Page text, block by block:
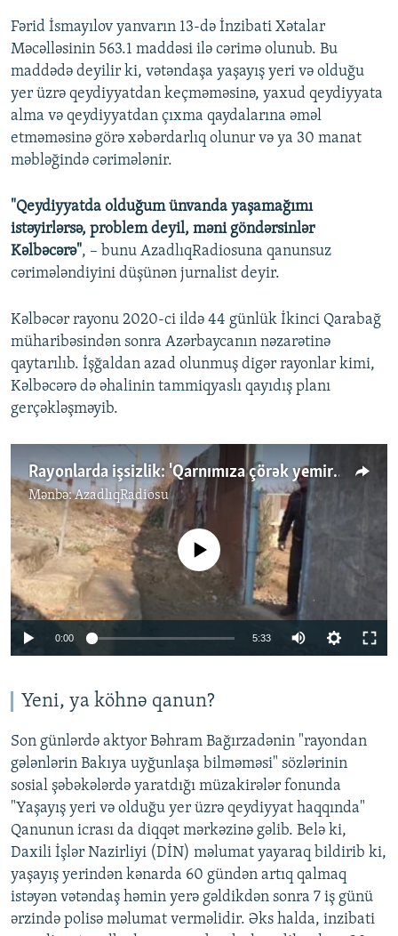
Fərid İsmayılov yanvarın 13-də İnzibati Xətalar
Məcəlləsinin 563.1 maddəsi ilə cərimə olunub. Bu
maddədə deyilir ki, vətəndaşa yaşayış yeri və olduğu
yer üzrə qeydiyyatdan keçməməsinə, yaxud qeydiyyata
alma və qeydiyyatdan çıxma qaydalarına əməl
etməməsinə görə xəbərdarlıq olunur və ya 30 manat
məbləğində cərimələnir.
"Qeydiyyatda olduğum ünvanda yaşamağımı
istəyirlərsə, problem deyil, məni göndərsinlər
Kəlbəcərə", – bunu AzadlıqRadiosuna qanunsuz
cərimələndiyini düşünən jurnalist deyir.
Kəlbəcər rayonu 2020-ci ildə 44 günlük İkinci Qarabağ
müharibəsindən sonra Azərbaycanın nəzarətinə
qaytarılıb. İşğaldan azad olunmuş digər rayonlar kimi,
Kəlbəcərə də əhalinin tammiqyaslı qayıdış planı
gerçəkləşməyib.
Rayonlarda işsizlik: 'Qarnımıza çörək yemirik'
Mənbə:AzadlıqRadiosu
720p 1080p
No media source currently available
0:00 5:33
720p
1080p
Yeni, ya köhnə qanun?
Son günlərdə aktyor Bəhram Bağırzadənin "rayondan
gələnlərin Bakıya uyğunlaşa bilməməsi" sözlərinin
sosial şəbəkələrdə yaratdığı müzakirələr fonunda
"Yaşayış yeri və olduğu yer üzrə qeydiyyat haqqında"
Qanunun icrası da diqqət mərkəzinə gəlib. Belə ki,
Daxili İşlər Nazirliyi (DİN) məlumat yayaraq bildirib ki,
yaşayış yerindən kənarda 60 gündən artıq qalmaq
istəyən vətəndaş həmin yerə gəldikdən sonra 7 iş günü
ərzində polisə məlumat verməlidir. Əks halda, inzibati